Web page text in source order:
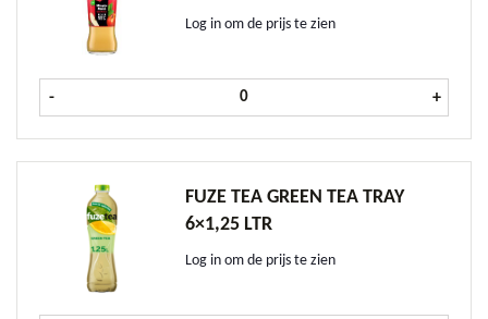
Log in om de prijs te zien
- Minute Maid Appel Nectar krat
+
FUZE TEA GREEN TEA TRAY
6×1,25 LTR
Log in om de prijs te zien